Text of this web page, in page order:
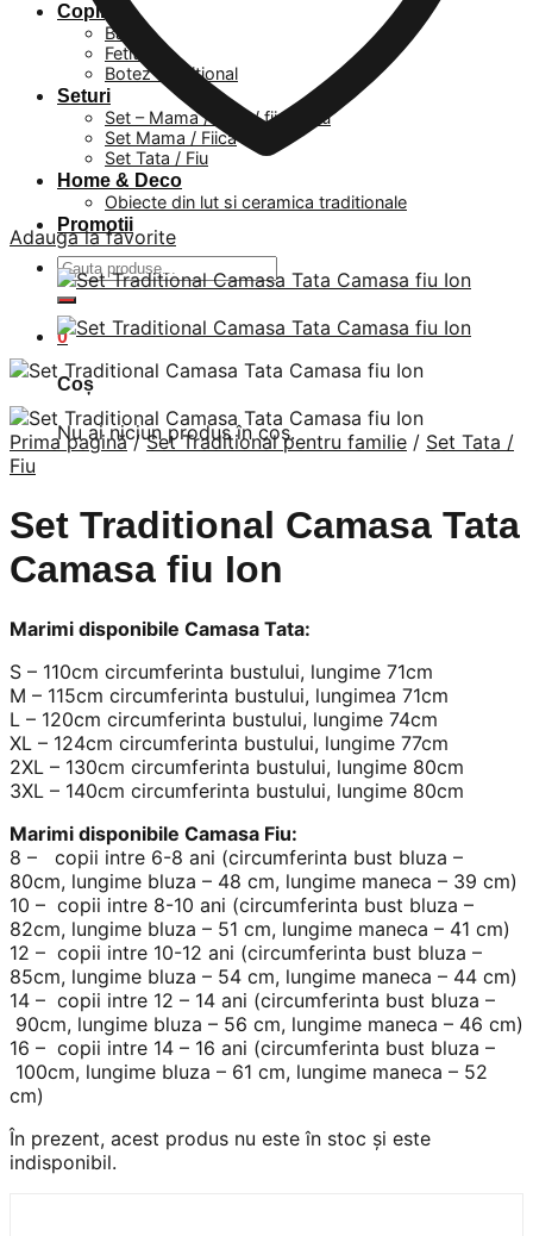
Copii
Baieti
Fetite
Botez Traditional
Seturi
Set – Mama / Tata / fiica / fiu
Set Mama / Fiica
Set Tata / Fiu
Home & Deco
Obiecte din lut si ceramica traditionale
Promotii
Caută
după:
0
Coș
Nu ai niciun produs în coș.
Adauga la favorite
Prima pagină / Set Traditional pentru familie / Set Tata /
Fiu
Set Traditional Camasa Tata
Camasa fiu Ion
Marimi disponibile Camasa Tata:
S – 110cm circumferinta bustului, lungime 71cm
M – 115cm circumferinta bustului, lungimea 71cm
L – 120cm circumferinta bustului, lungime 74cm
XL – 124cm circumferinta bustului, lungime 77cm
2XL – 130cm circumferinta bustului, lungime 80cm
3XL – 140cm circumferinta bustului, lungime 80cm
Marimi disponibile Camasa Fiu:
8 – copii intre 6-8 ani (circumferinta bust bluza –
80cm, lungime bluza – 48 cm, lungime maneca – 39 cm)
10 – copii intre 8-10 ani (circumferinta bust bluza –
82cm, lungime bluza – 51 cm, lungime maneca – 41 cm)
12 – copii intre 10-12 ani (circumferinta bust bluza –
85cm, lungime bluza – 54 cm, lungime maneca – 44 cm)
14 – copii intre 12 – 14 ani (circumferinta bust bluza –
90cm, lungime bluza – 56 cm, lungime maneca – 46 cm)
16 – copii intre 14 – 16 ani (circumferinta bust bluza –
100cm, lungime bluza – 61 cm, lungime maneca – 52
cm)
În prezent, acest produs nu este în stoc și este
indisponibil.